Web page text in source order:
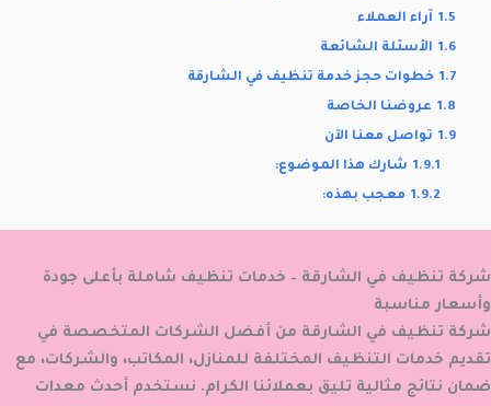
1.5 آراء العملاء
1.6 الأسئلة الشائعة
1.7 خطوات حجز خدمة تنظيف في الشارقة
1.8 عروضنا الخاصة
1.9 تواصل معنا الآن
1.9.1 شارك هذا الموضوع:
1.9.2 معجب بهذه:
شركة تنظيف في الشارقة – خدمات تنظيف شاملة بأعلى جودة
وأسعار مناسبة
شركة تنظيف في الشارقة من أفضل الشركات المتخصصة في
تقديم خدمات التنظيف المختلفة للمنازل، المكاتب، والشركات، مع
ضمان نتائج مثالية تليق بعملائنا الكرام. نستخدم أحدث معدات